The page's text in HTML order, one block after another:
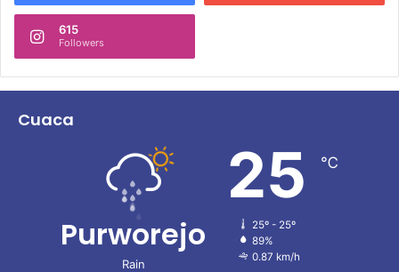
615
Followers
Cuaca
Purworejo
Rain
25 ℃
25º - 25º
89%
0.87 km/h